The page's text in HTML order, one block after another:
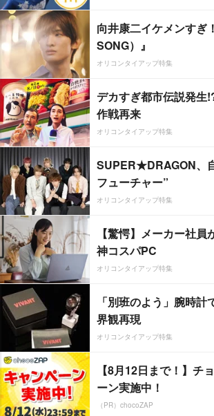
向井康二イケメンすぎ
SONG）』
オリコンタイアップ特集
デカすぎ都市伝説発生
作戦再来
オリコンタイアップ特集
SUPER★DRAGON、
フューチャー”
オリコンタイアップ特集
【驚愕】メーカー社員
神コスパPC
オリコンタイアップ特集
「別班のよう」腕時
界観再現
オリコンタイアップ特集
【8月12日まで！】チ
ーン実施中！
（PR）chocoZAP